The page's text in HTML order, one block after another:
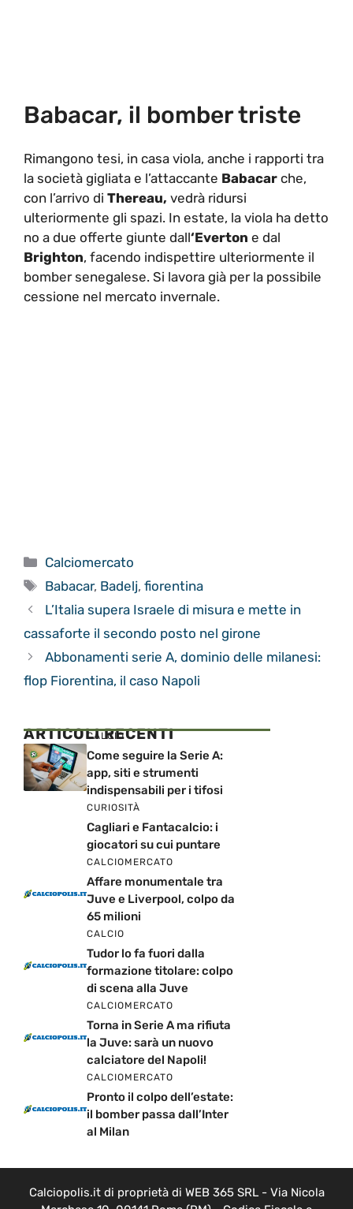
Babacar, il bomber triste
Rimangono tesi, in casa viola, anche i rapporti tra
la società gigliata e l’attaccante Babacar che,
con l’arrivo di Thereau, vedrà ridursi
ulteriormente gli spazi. In estate, la viola ha detto
no a due offerte giunte dall‘Everton e dal
Brighton, facendo indispettire ulteriormente il
bomber senegalese. Si lavora già per la possibile
cessione nel mercato invernale.
Categorie
Calciomercato
Tag
Babacar, Badelj,fiorentina
L’Italia supera Israele di misura e mette in
cassaforte il secondo posto nel girone
Abbonamenti serie A, dominio delle milanesi:
flop Fiorentina, il caso Napoli
ARTICOLI RECENTI
CALCIO
Come seguire la Serie A:
app, siti e strumenti
indispensabili per i tifosi
CURIOSITÀ
Cagliari e Fantacalcio: i
giocatori su cui puntare
CALCIOMERCATO
Affare monumentale tra
Juve e Liverpool, colpo da
65 milioni
CALCIO
Tudor lo fa fuori dalla
formazione titolare: colpo
di scena alla Juve
CALCIOMERCATO
Torna in Serie A ma rifiuta
la Juve: sarà un nuovo
calciatore del Napoli!
CALCIOMERCATO
Pronto il colpo dell’estate:
il bomber passa dall’Inter
al Milan
Calciopolis.it di proprietà di WEB 365 SRL - Via Nicola